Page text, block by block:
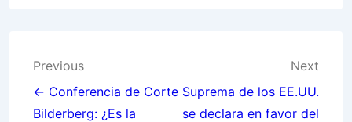
Post
navigation
Previous
← Conferencia de
Bilderberg: ¿Es la
Next
Corte Suprema de los EE.UU.
se declara en favor del